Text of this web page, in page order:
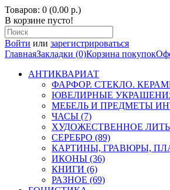
Товаров: 0 (0.00 р.)
В корзине пусто!
Войти или зарегистрироваться
ГлавнаяЗакладки (0)Корзина покупок
АНТИКВАРИАТ
ФАРФОР. СТЕКЛО.
ЮВЕЛИРНЫЕ
МЕБЕЛЬ И ПРЕДМЕТЫ
ЧАСЫ (7)
ХУДОЖЕСТВЕННОЕ
СЕРЕБРО (89)
КАРТИНЫ, ГРАВЮРЫ,
ИКОНЫ (36)
КНИГИ (6)
РАЗНОЕ (69)